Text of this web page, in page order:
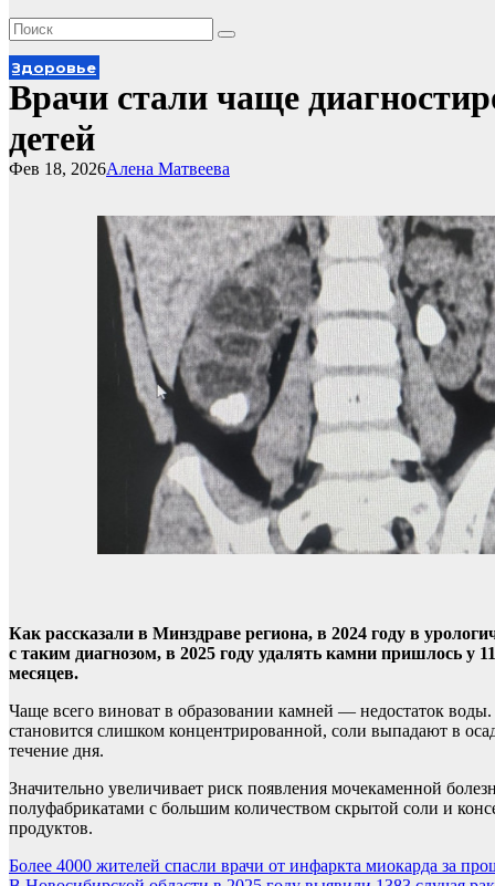
Здоровье
Врачи стали чаще
детей
Алена Матвеева
Фев 18, 2026
Как рассказали в Минздраве региона, в 2024 году в
с таким диагнозом, в 2025 году удалять камни пришлось
месяцев.
Чаще всего виноват в образовании камней — недостаток
становится слишком концентрированной, соли выпадают в
течение дня.
Значительно увеличивает риск появления мочекаменной
полуфабрикатами с большим количеством скрытой соли и
продуктов.
Навигация
Более 4000 жителей спасли врачи от инфаркта миокарда за